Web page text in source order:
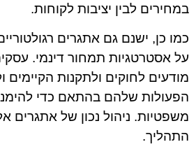
במחירים לבין יציבות לקוחות.
כמו כן, ישנם גם אתגרים
על אסטרטגיות תמחור דינמי.
מודעים לחוקים ולתקנות
הפעולות שלהם בהתאם כדי
משפטיות. ניהול נכון של אתגרים
התהליך.